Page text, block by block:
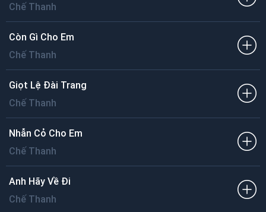
Chế Thanh
Còn Gì Cho Em
Chế Thanh
Giọt Lệ Đài Trang
Chế Thanh
Nhẫn Cỏ Cho Em
Chế Thanh
Anh Hãy Về Đi
Chế Thanh